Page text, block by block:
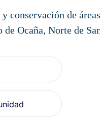
conservación de áreas
Ocaña, Norte de